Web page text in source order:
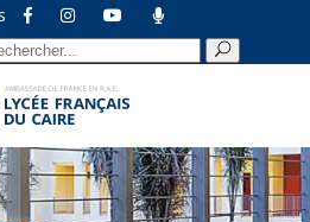
Recherche
pour :